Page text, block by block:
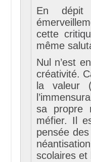
En dépit
cette
même
Nul n’est
créativité.
la valeur
sa propre
méfier. Il
pensée
scolaires et